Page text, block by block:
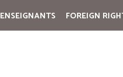
ENSEIGNANTS FOREIGN